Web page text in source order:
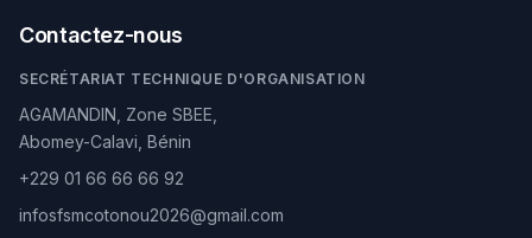
Contactez-nous
SECRÉTARIAT TECHNIQUE D'ORGANISATION
AGAMANDIN, Zone SBEE,
Abomey-Calavi, Bénin
+229 01 66 66 66 92
infosfsmcotonou2026@gmail.com